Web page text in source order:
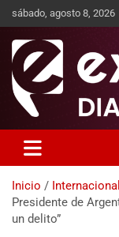
sábado, agosto 8, 2026
Inicio
Presidente de
un delito”